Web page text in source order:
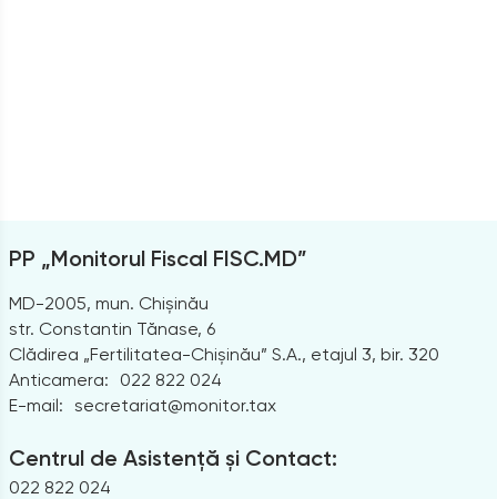
PP „Monitorul Fiscal FISC.MD”
MD-2005, mun. Chișinău
str. Constantin Tănase, 6
Clădirea „Fertilitatea-Chișinău” S.A., etajul 3, bir. 320
Anticamera:
022 822 024
E-mail: secretariat@monitor.tax
Centrul de Asistență și Contact:
022 822 024